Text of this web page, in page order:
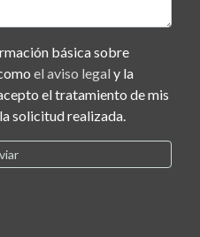
asi como el aviso legal y la
solicitud realizada.